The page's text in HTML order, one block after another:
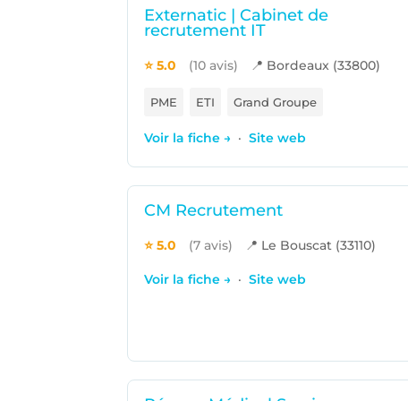
Externatic | Cabinet de
recrutement IT
⭐ 5.0 (10 avis) 📍 Bordeaux (33800)
PME ETI Grand Groupe
Voir la fiche → · Site web
CM Recrutement
⭐ 5.0 (7 avis) 📍 Le Bouscat (33110)
Voir la fiche → · Site web